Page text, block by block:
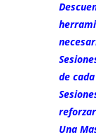
de
Una